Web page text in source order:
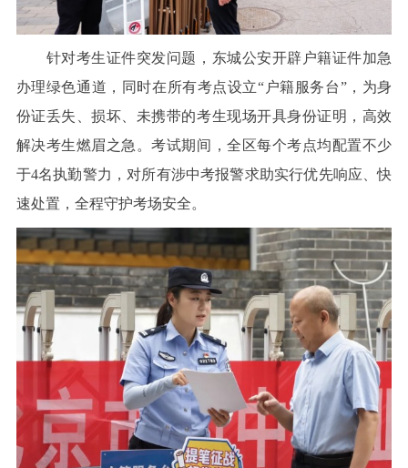
针对考生证件突发问题，东城公安开辟户籍证件加急
办理绿色通道，同时在所有考点设立“户籍服务台”，为身
份证丢失、损坏、未携带的考生现场开具身份证明，高效
解决考生燃眉之急。考试期间，全区每个考点均配置不少
于4名执勤警力，对所有涉中考报警求助实行优先响应、快
速处置，全程守护考场安全。